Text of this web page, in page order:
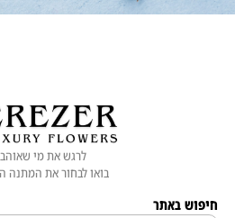
לרגש את מי שאוהבים –
בואו לבחור את המתנה המושלמת.
באתר